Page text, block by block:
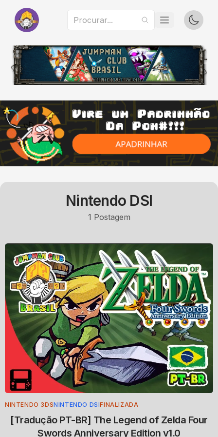
Nintendo DSI
1 Postagem
NINTENDO 3DSNINTENDO DSIFINALIZADA
[Tradução PT-BR] The Legend of Zelda Four
Swords Anniversary Edition v1.0